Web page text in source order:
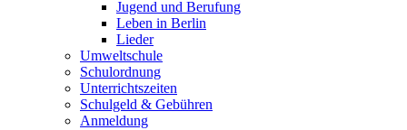
Jugend und Berufung
Leben in Berlin
Lieder
Umweltschule
Schulordnung
Unterrichtszeiten
Schulgeld & Gebühren
Anmeldung